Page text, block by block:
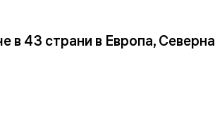
в 43 страни в Европа, Северна